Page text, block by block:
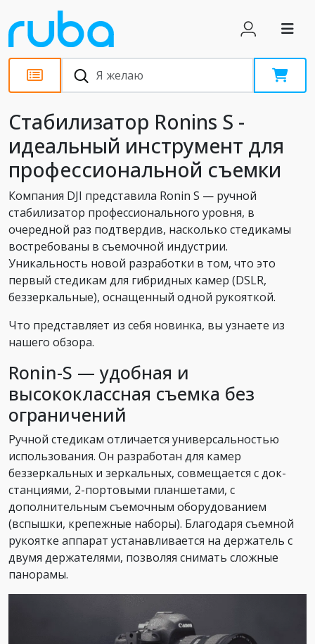
Обзоры
Стабилизатор Ronins S -
идеальный инструмент для
профессиональной съемки
Компания DJI представила Ronin S — ручной
стабилизатор профессионального уровня, в
очередной раз подтвердив, насколько стедикамы
востребованы в съемочной индустрии.
Уникальность новой разработки в том, что это
первый стедикам для гибридных камер (DSLR,
беззеркальные), оснащенный одной рукояткой.
Что представляет из себя новинка, вы узнаете из
нашего обзора.
Ronin-S — удобная и
высококлассная съемка без
ограничений
Ручной стедикам отличается универсальностью
использования. Он разработан для камер
беззеркальных и зеркальных, совмещается с док-
станциями, 2-портовыми планшетами, с
дополнительным съемочным оборудованием
(вспышки, крепежные наборы). Благодаря съемной
рукоятке аппарат устанавливается на держатель с
двумя держателями, позволяя снимать сложные
панорамы.